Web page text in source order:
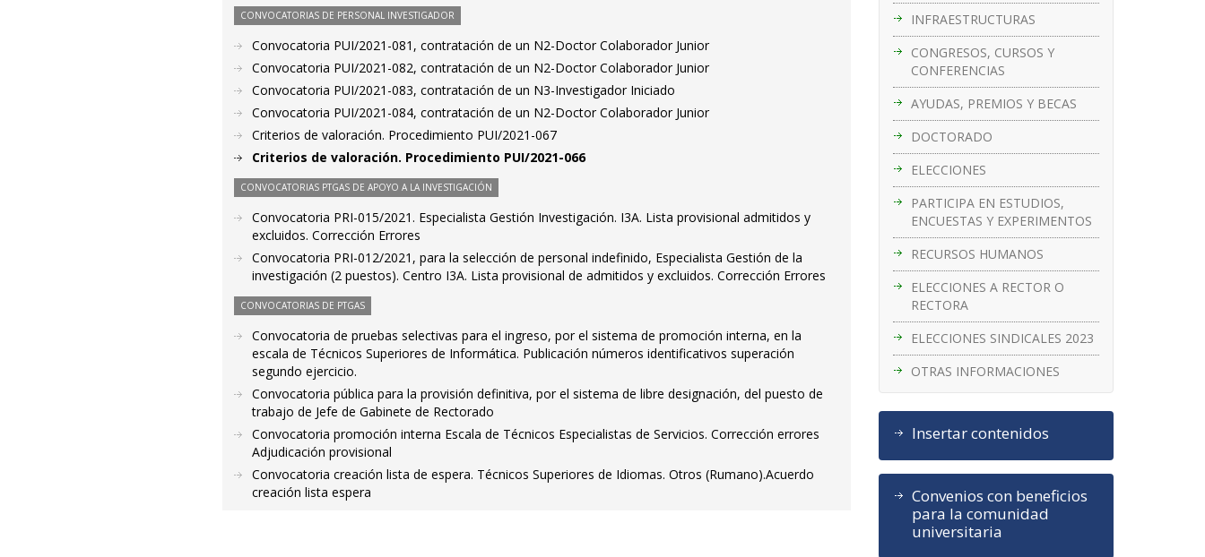
INFRAESTRUCTURAS
CONGRESOS, CURSOS Y
CONFERENCIAS
AYUDAS, PREMIOS Y BECAS
DOCTORADO
ELECCIONES
PARTICIPA EN ESTUDIOS,
ENCUESTAS Y EXPERIMENTOS
RECURSOS HUMANOS
ELECCIONES A RECTOR O
RECTORA
ELECCIONES SINDICALES 2023
OTRAS INFORMACIONES
Insertar contenidos
Convenios con beneficios
para la comunidad
universitaria
CONVOCATORIAS DE PERSONAL INVESTIGADOR
Convocatoria PUI/2021-081, contratación de un N2-Doctor Colaborador Junior
Convocatoria PUI/2021-082, contratación de un N2-Doctor Colaborador Junior
Convocatoria PUI/2021-083, contratación de un N3-Investigador Iniciado
Convocatoria PUI/2021-084, contratación de un N2-Doctor Colaborador Junior
Criterios de valoración. Procedimiento PUI/2021-067
Criterios de valoración. Procedimiento PUI/2021-066
CONVOCATORIAS PTGAS DE APOYO A LA INVESTIGACIÓN
Convocatoria PRI-015/2021. Especialista Gestión Investigación. I3A. Lista provisional admitidos y
excluidos. Corrección Errores
Convocatoria PRI-012/2021, para la selección de personal indefinido, Especialista Gestión de la
investigación (2 puestos). Centro I3A. Lista provisional de admitidos y excluidos. Corrección Errores
CONVOCATORIAS DE PTGAS
Convocatoria de pruebas selectivas para el ingreso, por el sistema de promoción interna, en la
escala de Técnicos Superiores de Informática. Publicación números identificativos superación
segundo ejercicio.
Convocatoria pública para la provisión definitiva, por el sistema de libre designación, del puesto de
trabajo de Jefe de Gabinete de Rectorado
Convocatoria promoción interna Escala de Técnicos Especialistas de Servicios. Corrección errores
Adjudicación provisional
Convocatoria creación lista de espera. Técnicos Superiores de Idiomas. Otros (Rumano).Acuerdo
creación lista espera